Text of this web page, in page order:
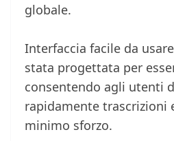
globale.
Interfaccia facile da
stata progettata per
consentendo agli utenti
rapidamente
minimo sforzo.